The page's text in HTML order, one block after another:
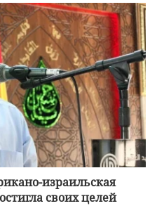
израильская
своих целей